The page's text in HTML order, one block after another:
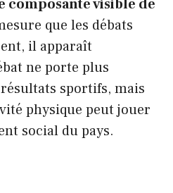
composante visible de
que les débats
il apparaît
ne porte plus
sportifs, mais
physique peut jouer
social du pays.